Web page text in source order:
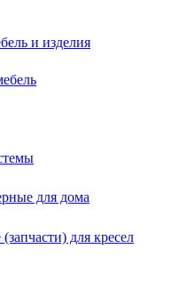
и изделия
для дома
для кресел